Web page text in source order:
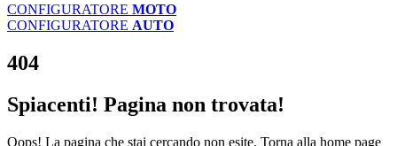
CONFIGURATORE MOTO
CONFIGURATORE AUTO
404
Spiacenti! Pagina non trovata!
Oops! La pagina che stai cercando non esite. Torna alla home page